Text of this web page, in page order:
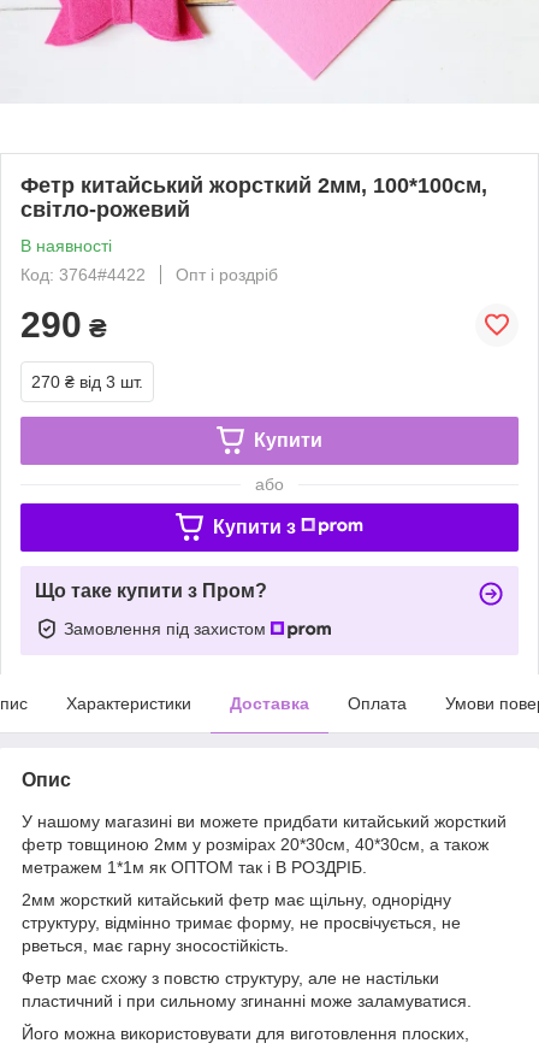
Фетр китайський жорсткий 2мм, 100*100см,
світло-рожевий
В наявності
Код: 3764#4422
Опт і роздріб
290 ₴
270 ₴ від 3 шт.
Купити
або
Купити з
Що таке купити з Пром?
Замовлення під захистом
Характеристики Доставка Оплата Умови
Опис
У нашому магазині ви можете придбати китайський жорсткий
фетр товщиною 2мм у розмірах 20*30см, 40*30см, а також
метражем 1*1м як ОПТОМ так і В РОЗДРІБ.
2мм жорсткий китайський фетр має щільну, однорідну
структуру, відмінно тримає форму, не просвічується, не
рветься, має гарну зносостійкість.
Фетр має схожу з повстю структуру, але не настільки
пластичний і при сильному згинанні може заламуватися.
Його можна використовувати для виготовлення плоских,